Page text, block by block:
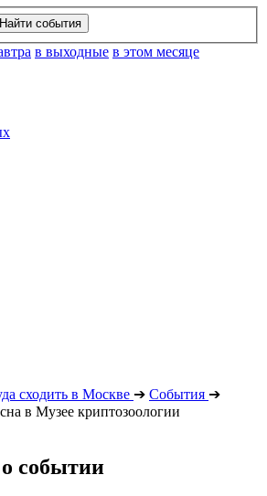
в выходные в этом месяце
сходить в Москве ➔ События ➔
в Музее криптозоологии
событии